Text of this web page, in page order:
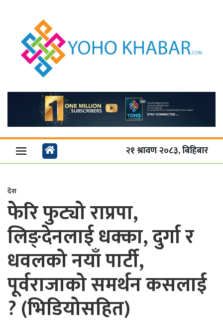
२१ श्रावण २०८३, बिहिबार
देश
फेरि फुट्यो राप्रपा,
लिङ्देनलाई धक्का, दुर्गा र
धवलको नयाँ पार्टी,
पूर्वराजाको समर्थन कसलाई
? (भिडियोसहित)